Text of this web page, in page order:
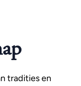
tradities en